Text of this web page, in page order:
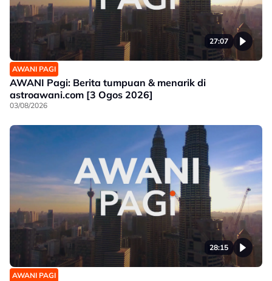
27:07
AWANI PAGI
AWANI Pagi: Berita tumpuan & menarik di
astroawani.com [3 Ogos 2026]
03/08/2026
28:15
AWANI PAGI